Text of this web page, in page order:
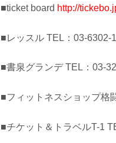
■ticket board http://
■レッスル TEL：03-6302-
■書泉グランデ TEL：03-
■フィットネスショップ格
■チケット＆トラベルT-1